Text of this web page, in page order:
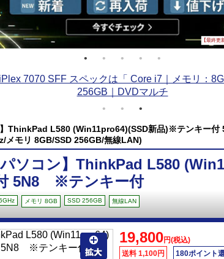
【最終更
ThinkPad L580 (Win11pro64)(SSD新品)※テンキー
メモリ 8GB/SSD 256GB/無線LAN)
ソコン】ThinkPad L580
5N8 ※テンキー付
メモリ 8GB SSD 256GB 無線LAN
19,800円(税込)
送料 1,100円
180ポイント